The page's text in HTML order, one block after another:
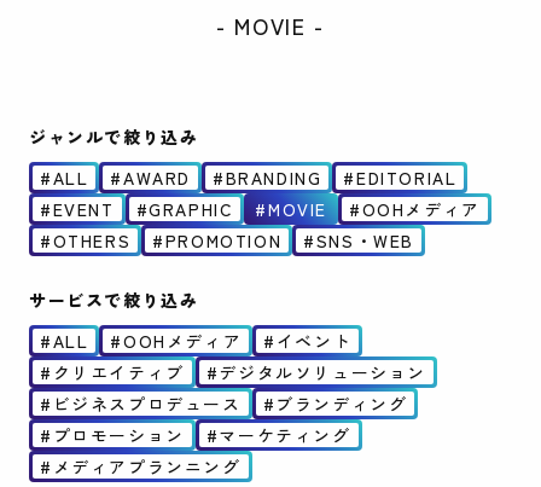
- MOVIE -
ジャンルで絞り込み
ALL
AWARD BRANDING
EDITORIAL
EVENT
GRAPHIC MOVIE
OOHメディア
OTHERS
PROMOTION SNS・WEB
サービスで絞り込み
ALL
OOHメディア
イベント
クリエイティブ
デジタルソリューション
ビジネスプロデュース
ブランディング
プロモーション
マーケティング
メディアプランニング